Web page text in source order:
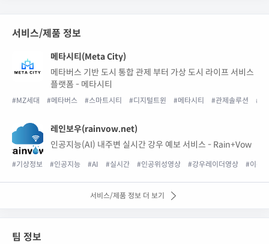
서비스/제품 정보
메타시티(Meta City)
메타버스 기반 도시 통합 관제 부터 가상 도시 라이프 서비스
플랫폼 - 메타시티
#MZ세대 #메타버스 #스마트시티 #디지털트윈 #메타시티 #관제솔루션 #통
레인보우(rainvow.net)
인공지능(AI) 내주변 실시간 강우 예보 서비스 - Rain+Vow
#기상정보 #인공지능 #AI #실시간 #인공위성영상 #강우레이더영상 #이동
서비스/제품 정보 더 보기
팀 정보